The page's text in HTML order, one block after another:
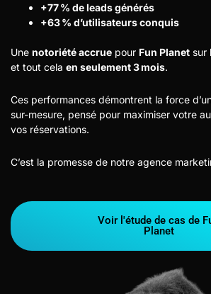
+77 % de leads générés
+63 % d’utilisateurs conquis
Une notoriété accrue pour Fun Planet sur
et tout cela en seulement 3 mois.
Ces performances démontrent la force
sur-mesure, pensé pour maximiser votre
vos réservations.
C’est la promesse de notre agence
Voir l'étude de cas de
Planet